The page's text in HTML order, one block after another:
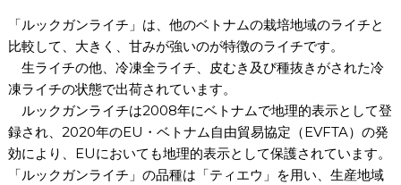
「ルックガンライチ」は、他のベトナムの栽培地域のライチと
比較して、大きく、甘みが強いのが特徴のライチです。
生ライチの他、冷凍全ライチ、皮むき及び種抜きがされた冷
凍ライチの状態で出荷されています。
ルックガンライチは2008年にベトナムで地理的表示として登
録され、2020年のEU・ベトナム自由貿易協定（EVFTA）の発
効により、EUにおいても地理的表示として保護されています。
「ルックガンライチ」の品種は「ティエウ」を用い、生産地域